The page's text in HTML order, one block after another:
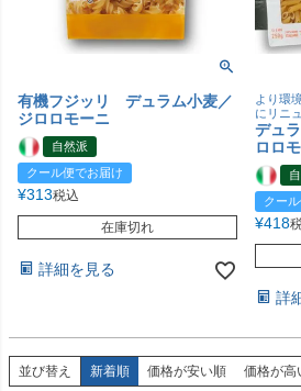
有機フジッリ デュラム小麦／
ジロロモーニ
自然派
クール便でお届け
¥313税込
在庫切れ
詳細を見る
より環
にリニ
デュ
ロロ
クー
¥418
詳
並び替え 新着順 価格が安い順 価格が高